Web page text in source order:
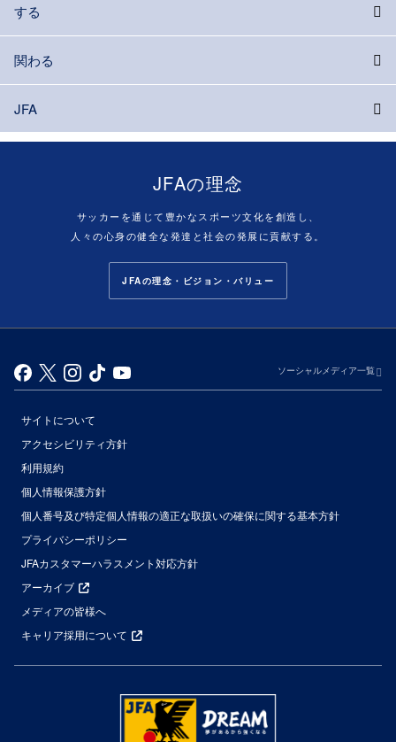
する
関わる
JFA
JFAの理念
サッカーを通じて豊かなスポーツ文化を創造し、
人々の心身の健全な発達と社会の発展に貢献する。
JFAの理念・ビジョン・バリュー
ソーシャルメディア一覧
サイトについて
アクセシビリティ方針
利用規約
個人情報保護方針
個人番号及び特定個人情報の適正な取扱いの確保に関する基本方針
プライバシーポリシー
JFAカスタマーハラスメント対応方針
アーカイブ
メディアの皆様へ
キャリア採用について